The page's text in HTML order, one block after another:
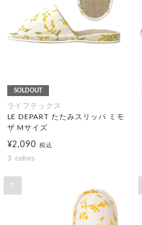
SOLDOUT
ライフテックス
LE DEPART たたみスリッパ ミモ
ザ Mサイズ
¥2,090税込
3 colors
7